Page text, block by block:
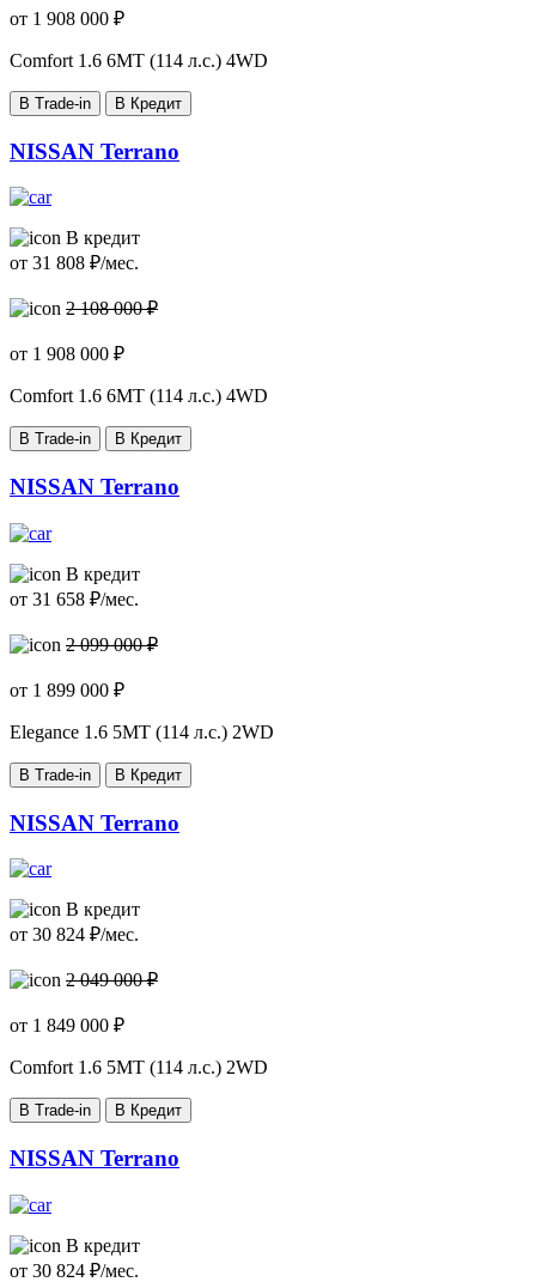
от 1 908 000 ₽
Comfort 1.6 6МТ (114 л.с.) 4WD
В Trade-in В Кредит
NISSAN Terrano
В кредит
от 31 808 ₽/мес.
2 108 000 ₽
от 1 908 000 ₽
Comfort 1.6 6МТ (114 л.с.) 4WD
В Trade-in В Кредит
NISSAN Terrano
В кредит
от 31 658 ₽/мес.
2 099 000 ₽
от 1 899 000 ₽
Elegance 1.6 5МТ (114 л.с.) 2WD
В Trade-in В Кредит
NISSAN Terrano
В кредит
от 30 824 ₽/мес.
2 049 000 ₽
от 1 849 000 ₽
Comfort 1.6 5МТ (114 л.с.) 2WD
В Trade-in В Кредит
NISSAN Terrano
В кредит
от 30 824 ₽/мес.